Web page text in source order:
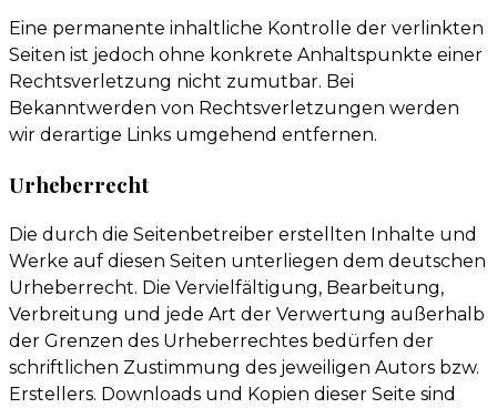
Eine permanente inhaltliche Kontrolle der verlinkten
Seiten ist jedoch ohne konkrete Anhaltspunkte einer
Rechtsverletzung nicht zumutbar. Bei
Bekanntwerden von Rechtsverletzungen werden
wir derartige Links umgehend entfernen.
Urheberrecht
Die durch die Seitenbetreiber erstellten Inhalte und
Werke auf diesen Seiten unterliegen dem deutschen
Urheberrecht. Die Vervielfältigung, Bearbeitung,
Verbreitung und jede Art der Verwertung außerhalb
der Grenzen des Urheberrechtes bedürfen der
schriftlichen Zustimmung des jeweiligen Autors bzw.
Erstellers. Downloads und Kopien dieser Seite sind